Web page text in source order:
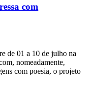
com
de 01 a 10 de julho na
nomeadamente,
com poesia, o projeto